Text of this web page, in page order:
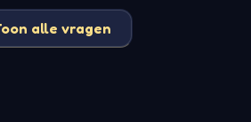
alle vragen